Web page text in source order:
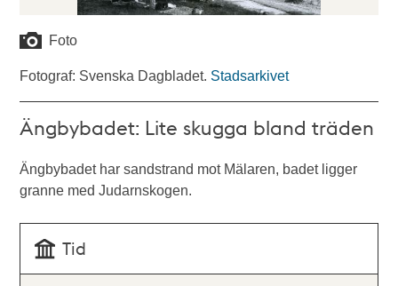
Foto
Fotograf: Svenska Dagbladet. Stadsarkivet
Ängbybadet: Lite skugga bland träden
Ängbybadet har sandstrand mot Mälaren, badet ligger
granne med Judarnskogen.
Tid